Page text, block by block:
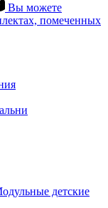
Вы можете
помеченных
детские